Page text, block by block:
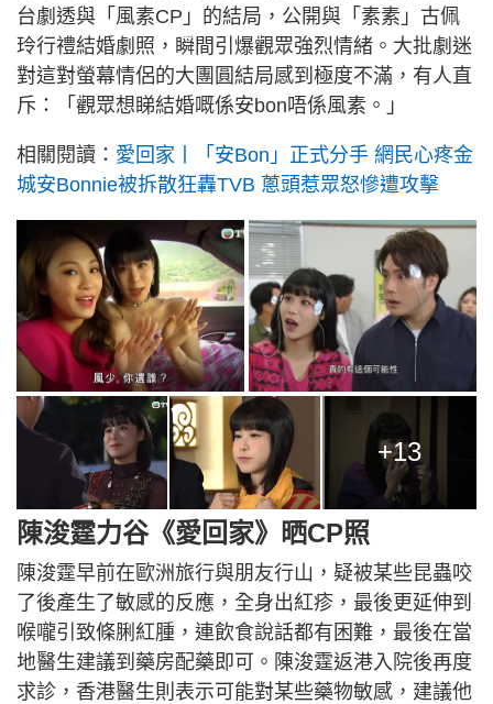
台劇透與「風素CP」的結局，公開與「素素」古佩
玲行禮結婚劇照，瞬間引爆觀眾強烈情緒。大批劇迷
對這對螢幕情侶的大團圓結局感到極度不滿，有人直
斥：「觀眾想睇結婚嘅係安bon唔係風素。」
相關閱讀： 愛回家丨「安Bon」正式分手 網民心疼金
城安Bonnie被拆散狂轟TVB 蔥頭惹眾怒慘遭攻擊
+13
陳浚霆力谷《愛回家》晒CP照
陳浚霆早前在歐洲旅行與朋友行山，疑被某些昆蟲咬
了後產生了敏感的反應，全身出紅疹，最後更延伸到
喉嚨引致條脷紅腫，連飲食說話都有困難，最後在當
地醫生建議到藥房配藥即可。陳浚霆返港入院後再度
求診，香港醫生則表示可能對某些藥物敏感，建議他